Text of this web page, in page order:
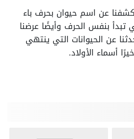
عن اسم حيوان بحرف باء
تبدأ بنفس الحرف وأيضًا عرضنا
عن الحيوانات التي ينتهي
أسماء الأولاد.